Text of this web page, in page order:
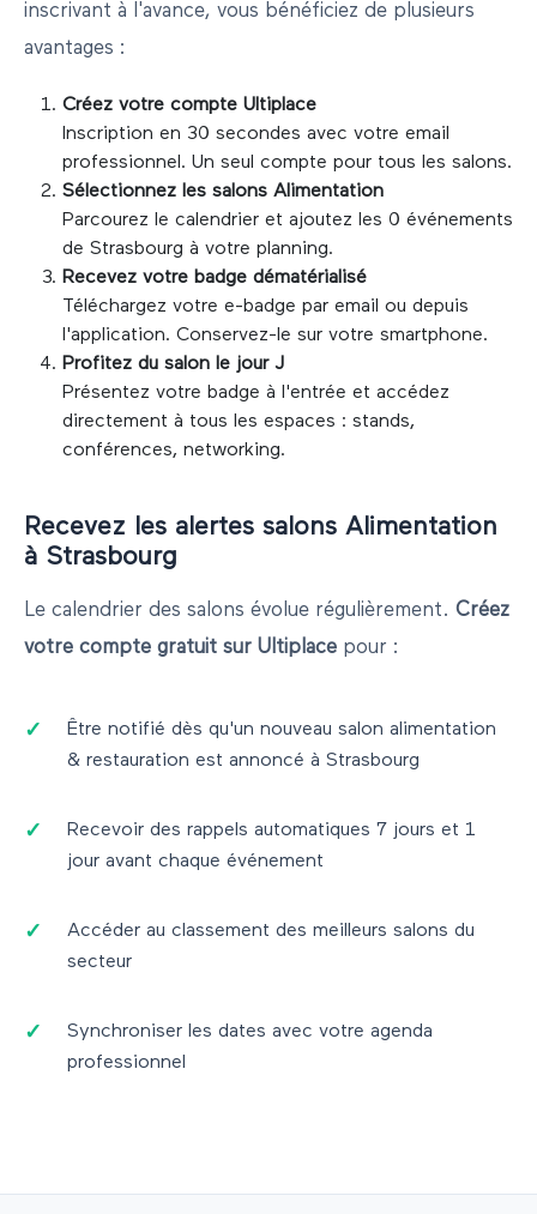
inscrivant à l'avance, vous bénéficiez de plusieurs
avantages :
Créez votre compte Ultiplace
Inscription en 30 secondes avec votre email
professionnel. Un seul compte pour tous les salons.
Sélectionnez les salons Alimentation
Parcourez le calendrier et ajoutez les 0 événements
de Strasbourg à votre planning.
Recevez votre badge dématérialisé
Téléchargez votre e-badge par email ou depuis
l'application. Conservez-le sur votre smartphone.
Profitez du salon le jour J
Présentez votre badge à l'entrée et accédez
directement à tous les espaces : stands,
conférences, networking.
Recevez les alertes salons Alimentation
à Strasbourg
Le calendrier des salons évolue régulièrement. Créez
votre compte gratuit sur Ultiplace pour :
Être notifié dès qu'un nouveau salon alimentation
& restauration est annoncé à Strasbourg
Recevoir des rappels automatiques 7 jours et 1
jour avant chaque événement
Accéder au classement des meilleurs salons du
secteur
Synchroniser les dates avec votre agenda
professionnel